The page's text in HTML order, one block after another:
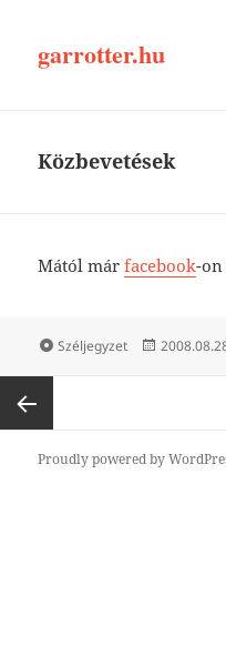
garrotter.hu
Közbevetések
Mától márfacebook-
Forma
Széljegyzet Közzétéve
lapozása
ElőzőProudly powered by